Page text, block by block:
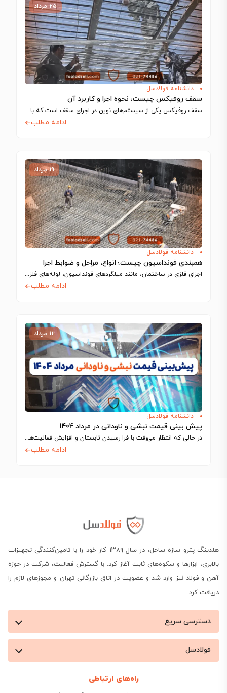
۲۵ مرداد
دانشنامه فولادسل
سقف روفیکس چیست؛ نحوه اجرا و کاربرد آن
سقف روفیکس یکی از سیستم‌های نوین در اجرای سقف است که با استفاده از…
ادامه مطلب
۱۹ مرداد
دانشنامه فولادسل
همبندی فونداسیون چیست؛ انواع، مراحل و ضوابط اجرا
اجزای فلزی در ساختمان، مانند میلگردهای فونداسیون، لوله‌های فلزی و شفت آسانسور، رسانای جریان…
ادامه مطلب
۱۲ مرداد
دانشنامه فولادسل
پیش بینی قیمت نبشی و ناودانی در مرداد 1404
در حالی که انتظار می‌رفت با فرا رسیدن تابستان و افزایش فعالیت‌های ساختمانی، بازار…
ادامه مطلب
هلدینگ پترو سازه ساحل، در سال ۱۳۸۹ کار خود را با تامین‌کنندگی تجهیزات
بالابری، ابزارها و سکوه‌های ثابت آغاز کرد. با گسترش فعالیت، شرکت در حوزه
آهن و فولاد نیز وارد شد و عضویت در اتاق بازرگانی تهران و مجوزهای لازم را
دریافت کرد.
دسترسی سریع
فولادسل
راه‌های ارتباطی